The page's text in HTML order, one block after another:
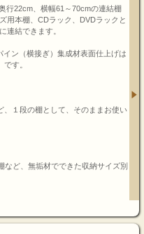
行22cm、横幅61～70cmの連結棚
用本棚、CDラック、DVDラックと
連結できます。
イン（横接ぎ）集成材表面仕上げは
す。
、１段の棚として、そのままお使い
など、無垢材でできた収納サイズ別